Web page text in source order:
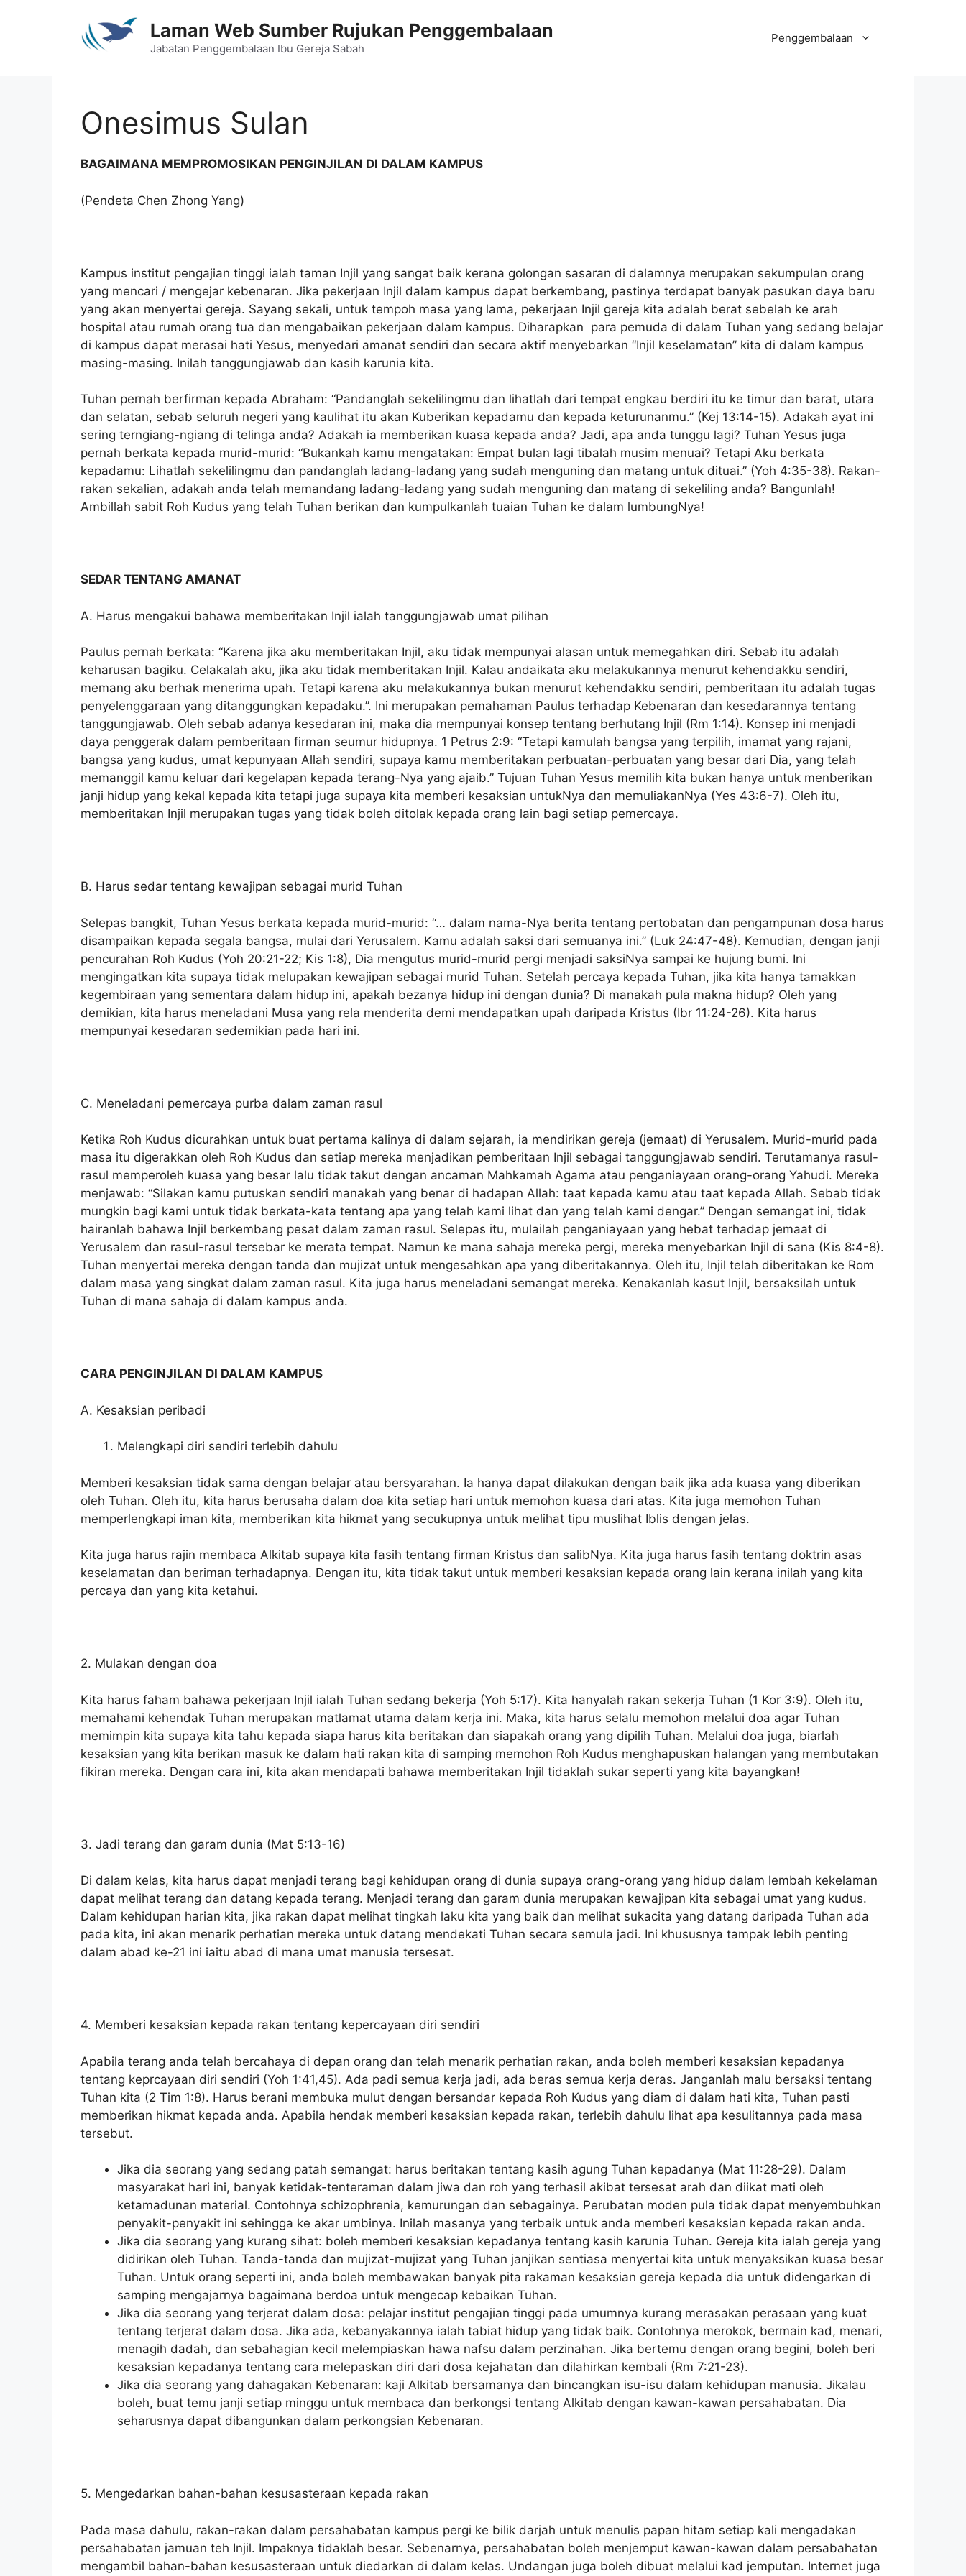
Laman Web Sumber Rujukan Penggembalaan
Jabatan Penggembalaan Ibu Gereja Sabah
Penggembalaan
Onesimus Sulan
BAGAIMANA MEMPROMOSIKAN PENGINJILAN DI DALAM KAMPUS
(Pendeta Chen Zhong Yang)
Kampus institut pengajian tinggi ialah taman Injil yang sangat baik kerana golongan sasaran di dalamnya merupakan sekumpulan orang
yang mencari / mengejar kebenaran. Jika pekerjaan Injil dalam kampus dapat berkembang, pastinya terdapat banyak pasukan daya baru
yang akan menyertai gereja. Sayang sekali, untuk tempoh masa yang lama, pekerjaan Injil gereja kita adalah berat sebelah ke arah
hospital atau rumah orang tua dan mengabaikan pekerjaan dalam kampus. Diharapkan para pemuda di dalam Tuhan yang sedang belajar
di kampus dapat merasai hati Yesus, menyedari amanat sendiri dan secara aktif menyebarkan “Injil keselamatan” kita di dalam kampus
masing-masing. Inilah tanggungjawab dan kasih karunia kita.
Tuhan pernah berfirman kepada Abraham: “Pandanglah sekelilingmu dan lihatlah dari tempat engkau berdiri itu ke timur dan barat, utara
dan selatan, sebab seluruh negeri yang kaulihat itu akan Kuberikan kepadamu dan kepada keturunanmu.” (Kej 13:14-15). Adakah ayat ini
sering terngiang-ngiang di telinga anda? Adakah ia memberikan kuasa kepada anda? Jadi, apa anda tunggu lagi? Tuhan Yesus juga
pernah berkata kepada murid-murid: “Bukankah kamu mengatakan: Empat bulan lagi tibalah musim menuai? Tetapi Aku berkata
kepadamu: Lihatlah sekelilingmu dan pandanglah ladang-ladang yang sudah menguning dan matang untuk dituai.” (Yoh 4:35-38). Rakan-
rakan sekalian, adakah anda telah memandang ladang-ladang yang sudah menguning dan matang di sekeliling anda? Bangunlah!
Ambillah sabit Roh Kudus yang telah Tuhan berikan dan kumpulkanlah tuaian Tuhan ke dalam lumbungNya!
SEDAR TENTANG AMANAT
A. Harus mengakui bahawa memberitakan Injil ialah tanggungjawab umat pilihan
Paulus pernah berkata: “Karena jika aku memberitakan Injil, aku tidak mempunyai alasan untuk memegahkan diri. Sebab itu adalah
keharusan bagiku. Celakalah aku, jika aku tidak memberitakan Injil. Kalau andaikata aku melakukannya menurut kehendakku sendiri,
memang aku berhak menerima upah. Tetapi karena aku melakukannya bukan menurut kehendakku sendiri, pemberitaan itu adalah tugas
penyelenggaraan yang ditanggungkan kepadaku.”. Ini merupakan pemahaman Paulus terhadap Kebenaran dan kesedarannya tentang
tanggungjawab. Oleh sebab adanya kesedaran ini, maka dia mempunyai konsep tentang berhutang Injil (Rm 1:14). Konsep ini menjadi
daya penggerak dalam pemberitaan firman seumur hidupnya. 1 Petrus 2:9: “Tetapi kamulah bangsa yang terpilih, imamat yang rajani,
bangsa yang kudus, umat kepunyaan Allah sendiri, supaya kamu memberitakan perbuatan-perbuatan yang besar dari Dia, yang telah
memanggil kamu keluar dari kegelapan kepada terang-Nya yang ajaib.” Tujuan Tuhan Yesus memilih kita bukan hanya untuk menberikan
janji hidup yang kekal kepada kita tetapi juga supaya kita memberi kesaksian untukNya dan memuliakanNya (Yes 43:6-7). Oleh itu,
memberitakan Injil merupakan tugas yang tidak boleh ditolak kepada orang lain bagi setiap pemercaya.
B. Harus sedar tentang kewajipan sebagai murid Tuhan
Selepas bangkit, Tuhan Yesus berkata kepada murid-murid: “… dalam nama-Nya berita tentang pertobatan dan pengampunan dosa harus
disampaikan kepada segala bangsa, mulai dari Yerusalem. Kamu adalah saksi dari semuanya ini.” (Luk 24:47-48). Kemudian, dengan janji
pencurahan Roh Kudus (Yoh 20:21-22; Kis 1:8), Dia mengutus murid-murid pergi menjadi saksiNya sampai ke hujung bumi. Ini
mengingatkan kita supaya tidak melupakan kewajipan sebagai murid Tuhan. Setelah percaya kepada Tuhan, jika kita hanya tamakkan
kegembiraan yang sementara dalam hidup ini, apakah bezanya hidup ini dengan dunia? Di manakah pula makna hidup? Oleh yang
demikian, kita harus meneladani Musa yang rela menderita demi mendapatkan upah daripada Kristus (Ibr 11:24-26). Kita harus
mempunyai kesedaran sedemikian pada hari ini.
C. Meneladani pemercaya purba dalam zaman rasul
Ketika Roh Kudus dicurahkan untuk buat pertama kalinya di dalam sejarah, ia mendirikan gereja (jemaat) di Yerusalem. Murid-murid pada
masa itu digerakkan oleh Roh Kudus dan setiap mereka menjadikan pemberitaan Injil sebagai tanggungjawab sendiri. Terutamanya rasul-
rasul memperoleh kuasa yang besar lalu tidak takut dengan ancaman Mahkamah Agama atau penganiayaan orang-orang Yahudi. Mereka
menjawab: “Silakan kamu putuskan sendiri manakah yang benar di hadapan Allah: taat kepada kamu atau taat kepada Allah. Sebab tidak
mungkin bagi kami untuk tidak berkata-kata tentang apa yang telah kami lihat dan yang telah kami dengar.” Dengan semangat ini, tidak
hairanlah bahawa Injil berkembang pesat dalam zaman rasul. Selepas itu, mulailah penganiayaan yang hebat terhadap jemaat di
Yerusalem dan rasul-rasul tersebar ke merata tempat. Namun ke mana sahaja mereka pergi, mereka menyebarkan Injil di sana (Kis 8:4-8).
Tuhan menyertai mereka dengan tanda dan mujizat untuk mengesahkan apa yang diberitakannya. Oleh itu, Injil telah diberitakan ke Rom
dalam masa yang singkat dalam zaman rasul. Kita juga harus meneladani semangat mereka. Kenakanlah kasut Injil, bersaksilah untuk
Tuhan di mana sahaja di dalam kampus anda.
CARA PENGINJILAN DI DALAM KAMPUS
A. Kesaksian peribadi
Melengkapi diri sendiri terlebih dahulu
Memberi kesaksian tidak sama dengan belajar atau bersyarahan. Ia hanya dapat dilakukan dengan baik jika ada kuasa yang diberikan
oleh Tuhan. Oleh itu, kita harus berusaha dalam doa kita setiap hari untuk memohon kuasa dari atas. Kita juga memohon Tuhan
memperlengkapi iman kita, memberikan kita hikmat yang secukupnya untuk melihat tipu muslihat Iblis dengan jelas.
Kita juga harus rajin membaca Alkitab supaya kita fasih tentang firman Kristus dan salibNya. Kita juga harus fasih tentang doktrin asas
keselamatan dan beriman terhadapnya. Dengan itu, kita tidak takut untuk memberi kesaksian kepada orang lain kerana inilah yang kita
percaya dan yang kita ketahui.
2. Mulakan dengan doa
Kita harus faham bahawa pekerjaan Injil ialah Tuhan sedang bekerja (Yoh 5:17). Kita hanyalah rakan sekerja Tuhan (1 Kor 3:9). Oleh itu,
memahami kehendak Tuhan merupakan matlamat utama dalam kerja ini. Maka, kita harus selalu memohon melalui doa agar Tuhan
memimpin kita supaya kita tahu kepada siapa harus kita beritakan dan siapakah orang yang dipilih Tuhan. Melalui doa juga, biarlah
kesaksian yang kita berikan masuk ke dalam hati rakan kita di samping memohon Roh Kudus menghapuskan halangan yang membutakan
fikiran mereka. Dengan cara ini, kita akan mendapati bahawa memberitakan Injil tidaklah sukar seperti yang kita bayangkan!
3. Jadi terang dan garam dunia (Mat 5:13-16)
Di dalam kelas, kita harus dapat menjadi terang bagi kehidupan orang di dunia supaya orang-orang yang hidup dalam lembah kekelaman
dapat melihat terang dan datang kepada terang. Menjadi terang dan garam dunia merupakan kewajipan kita sebagai umat yang kudus.
Dalam kehidupan harian kita, jika rakan dapat melihat tingkah laku kita yang baik dan melihat sukacita yang datang daripada Tuhan ada
pada kita, ini akan menarik perhatian mereka untuk datang mendekati Tuhan secara semula jadi. Ini khususnya tampak lebih penting
dalam abad ke-21 ini iaitu abad di mana umat manusia tersesat.
4. Memberi kesaksian kepada rakan tentang kepercayaan diri sendiri
Apabila terang anda telah bercahaya di depan orang dan telah menarik perhatian rakan, anda boleh memberi kesaksian kepadanya
tentang keprcayaan diri sendiri (Yoh 1:41,45). Ada padi semua kerja jadi, ada beras semua kerja deras. Janganlah malu bersaksi tentang
Tuhan kita (2 Tim 1:8). Harus berani membuka mulut dengan bersandar kepada Roh Kudus yang diam di dalam hati kita, Tuhan pasti
memberikan hikmat kepada anda. Apabila hendak memberi kesaksian kepada rakan, terlebih dahulu lihat apa kesulitannya pada masa
tersebut.
Jika dia seorang yang sedang patah semangat: harus beritakan tentang kasih agung Tuhan kepadanya (Mat 11:28-29). Dalam
masyarakat hari ini, banyak ketidak-tenteraman dalam jiwa dan roh yang terhasil akibat tersesat arah dan diikat mati oleh
ketamadunan material. Contohnya schizophrenia, kemurungan dan sebagainya. Perubatan moden pula tidak dapat menyembuhkan
penyakit-penyakit ini sehingga ke akar umbinya. Inilah masanya yang terbaik untuk anda memberi kesaksian kepada rakan anda.
Jika dia seorang yang kurang sihat: boleh memberi kesaksian kepadanya tentang kasih karunia Tuhan. Gereja kita ialah gereja yang
didirikan oleh Tuhan. Tanda-tanda dan mujizat-mujizat yang Tuhan janjikan sentiasa menyertai kita untuk menyaksikan kuasa besar
Tuhan. Untuk orang seperti ini, anda boleh membawakan banyak pita rakaman kesaksian gereja kepada dia untuk didengarkan di
samping mengajarnya bagaimana berdoa untuk mengecap kebaikan Tuhan.
Jika dia seorang yang terjerat dalam dosa: pelajar institut pengajian tinggi pada umumnya kurang merasakan perasaan yang kuat
tentang terjerat dalam dosa. Jika ada, kebanyakannya ialah tabiat hidup yang tidak baik. Contohnya merokok, bermain kad, menari,
menagih dadah, dan sebahagian kecil melempiaskan hawa nafsu dalam perzinahan. Jika bertemu dengan orang begini, boleh beri
kesaksian kepadanya tentang cara melepaskan diri dari dosa kejahatan dan dilahirkan kembali (Rm 7:21-23).
Jika dia seorang yang dahagakan Kebenaran: kaji Alkitab bersamanya dan bincangkan isu-isu dalam kehidupan manusia. Jikalau
boleh, buat temu janji setiap minggu untuk membaca dan berkongsi tentang Alkitab dengan kawan-kawan persahabatan. Dia
seharusnya dapat dibangunkan dalam perkongsian Kebenaran.
5. Mengedarkan bahan-bahan kesusasteraan kepada rakan
Pada masa dahulu, rakan-rakan dalam persahabatan kampus pergi ke bilik darjah untuk menulis papan hitam setiap kali mengadakan
persahabatan jamuan teh Injil. Impaknya tidaklah besar. Sebenarnya, persahabatan boleh menjemput kawan-kawan dalam persabahatan
mengambil bahan-bahan kesusasteraan untuk diedarkan di dalam kelas. Undangan juga boleh dibuat melalui kad jemputan. Internet juga